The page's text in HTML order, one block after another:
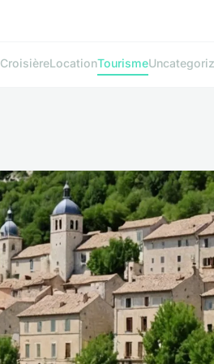
CroisièreLocationTourisme